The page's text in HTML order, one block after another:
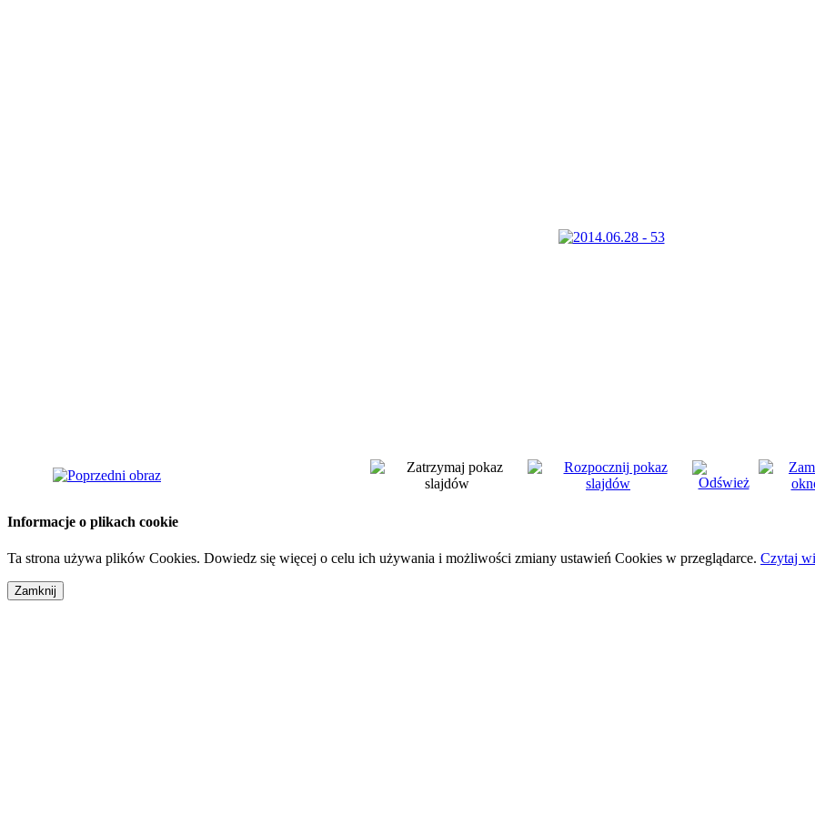
Informacje o plikach cookie
Ta strona używa plików Cookies. Dowiedz się więcej o celu ich używania i możliwości zmiany ustawień Cookies w przeglądarce. Czytaj